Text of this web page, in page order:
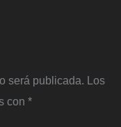
será publicada.
Los
con *